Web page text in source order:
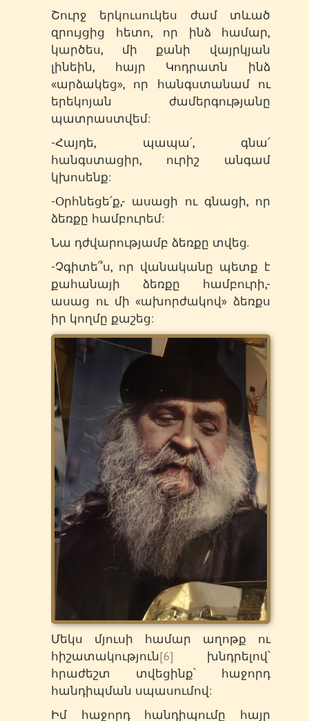
Շուրջ երկուսուկես ժամ տևած
զրույցից հետո, որ ինձ համար,
կարծես, մի քանի վայրկյան
լինեին, հայր Կոդրատն ինձ
«արձակեց», որ հանգստանամ ու
երեկոյան ժամերգությանը
պատրաստվեմ:
-Հայդե, պապա՛, գնա՛
հանգստացիր, ուրիշ անգամ
կխոսենք:
-Օրհնեցե՛ք,- ասացի ու գնացի, որ
ձեռքը համբուրեմ:
Նա դժվարությամբ ձեռքը տվեց.
-Չգիտե՞ս, որ վանականը պետք է
քահանայի ձեռքը համբուրի,-
ասաց ու մի «ախորժակով» ձեռքս
իր կողմը քաշեց:
Մեկս մյուսի համար աղոթք ու
հիշատակություն[6] խնդրելով՝
հրաժեշտ տվեցինք՝ հաջորդ
հանդիպման սպասումով:
Իմ հաջորդ հանդիպումը հայր